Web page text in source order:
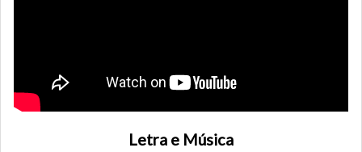
Letra e Música